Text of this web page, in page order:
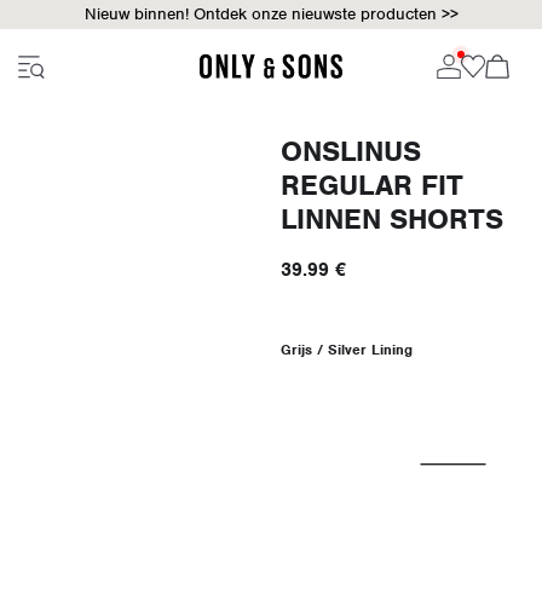
Nieuw binnen! Ontdek onze nieuwste producten >>
ONSLINUS
REGULAR FIT
LINNEN SHORTS
39.99 €
Grijs / Silver Lining